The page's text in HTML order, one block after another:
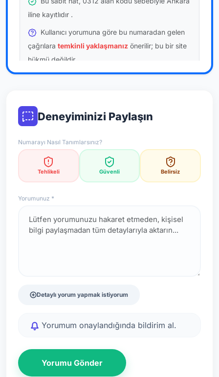
iline kayıtlıdır .
Kullanıcı yorumuna göre bu numaradan gelen
çağrılara temkinli yaklaşmanız önerilir; bu bir site
hükmü değildir.
Bu bilgiler onaylı kullanıcı bildirimlerine dayanır;
*Not: Değerlendirmeler onaylı kullanıcı yorumlarına göre
Deneyiminizi Paylaşın
Numarayı Nasıl Tanımlarsınız?
Tehlikeli Güvenli Belirsiz
Yorumunuz *
Detaylı yorum yapmak istiyorum
Yorumum onaylandığında bildirim al.
Yorumu Gönder